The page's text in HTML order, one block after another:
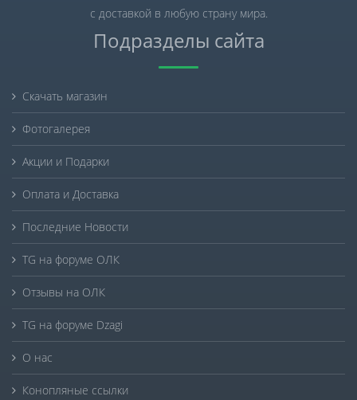
с доставкой в любую страну мира.
Подразделы сайта
Скачать магазин
Фотогалерея
Акции и Подарки
Оплата и Доставка
Последние Новости
TG на форуме ОЛК
Отзывы на ОЛК
TG на форуме Dzagi
О нас
Конопляные ссылки